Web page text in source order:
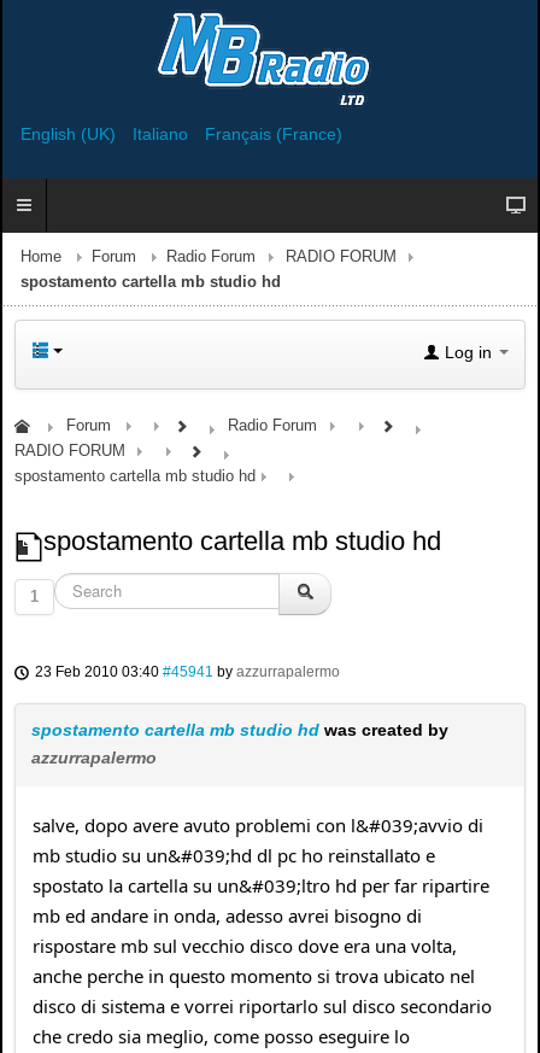
English (UK) Italiano Français (France)
Home Forum Radio Forum
RADIO FORUM
spostamento cartella mb studio hd
Log in
Forum
Radio Forum
RADIO FORUM
spostamento cartella mb studio hd
spostamento cartella mb studio hd
1
23 Feb 2010 03:40 #45941 by azzurrapalermo
spostamento cartella mb studio hd was created by
azzurrapalermo
salve, dopo avere avuto problemi con l&#039;avvio di
mb studio su un&#039;hd dl pc ho reinstallato e
spostato la cartella su un&#039;ltro hd per far ripartire
mb ed andare in onda, adesso avrei bisogno di
rispostare mb sul vecchio disco dove era una volta,
anche perche in questo momento si trova ubicato nel
disco di sistema e vorrei riportarlo sul disco secondario
che credo sia meglio, come posso eseguire lo